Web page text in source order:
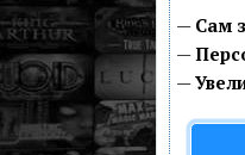
— Сам
—
—